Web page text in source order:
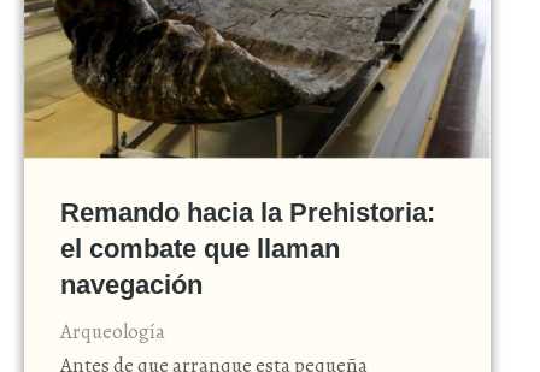
Remando hacia la Prehistoria:
el combate que llaman
navegación
Arqueología
Antes de que arranque esta pequeña